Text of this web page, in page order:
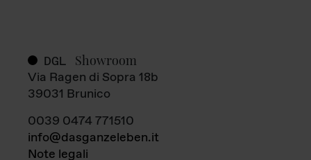
DGL Showroom
Via Ragen di Sopra 18b
39031 Brunico
0039 0474 771510
info@dasganzeleben.it
Note legali